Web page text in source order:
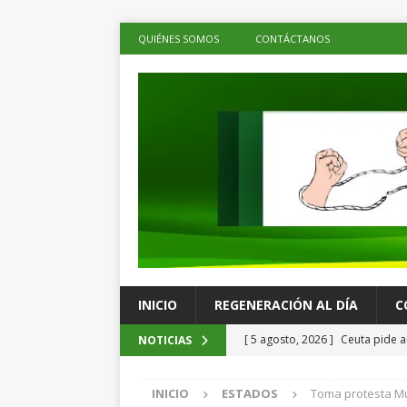
QUIÉNES SOMOS CONTÁCTANOS
INICIO REGENERACIÓN AL DÍA
NOTICIAS [ 5 agosto, 2026 ] Ceuta pide
[ 5 agosto, 2026 ] Ray
INICIO ESTADOS Toma protesta